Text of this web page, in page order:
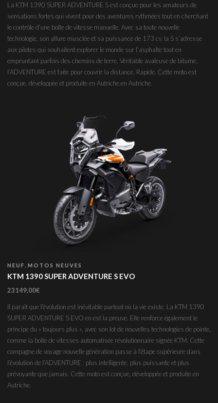
La KTM 1390 SUPER ADVENTURE S est conçue pour les amateurs de
sensations fortes qui vivent pour des aventures rythmées tout en cherchant
le contrôle d’une boîte de vitesse manuelle. Avec sa toute nouvelle
technologie, son allure musclée et sa puissance de 173 cv, la S s’adresse
aux pilotes qui souhaitent explorer le monde sur l’asphalte tout en
empruntant parfois des chemins de terre. Véritable avaleuse de bitume,
l’ADVENTURE est faite pour couvrir la distance. Rapide. Cette moto est
conçue, développée et produite en Autriche.en Autriche.
NEUF, MOTOS NEUVES
KTM 1390 SUPER ADVENTURE S EVO
23149,00€
Il paraît que l’évolution est inévitable partout où la vie existe. La KTM 1390
SUPER ADVENTURE S EVO en est la preuve. Elle renforce également le
principe du « toujours plus », avec son lot de nouvelles technologies de pointe,
comme la boîte de vitesses automatisée révolutionnaire signée KTM. Cette
compagne de voyage nouvelle génération passe à l’étape supérieure dans
l’évolution de l’ADVENTURE : plus intelligente, plus puissante et plus
prévoyante que jamais. Cette moto est conçue, développée et produite en
Autriche.